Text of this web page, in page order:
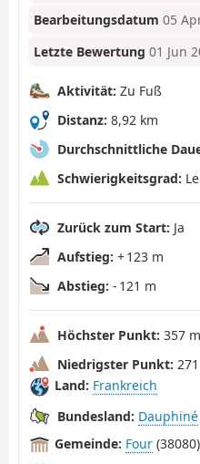
Bearbeitungsdatum 05
Letzte Bewertung 01 Jun
Aktivität: Zu Fuß
Distanz: 8,92 km
Durchschnittliche
Schwierigkeitsgrad:
Zurück zum Start: Ja
Aufstieg: + 123 m
Abstieg: - 121 m
Höchster Punkt: 357 m
Niedrigster Punkt:
Land: Frankreich
Bundesland: Dauphiné
Gemeinde: Four (38080)